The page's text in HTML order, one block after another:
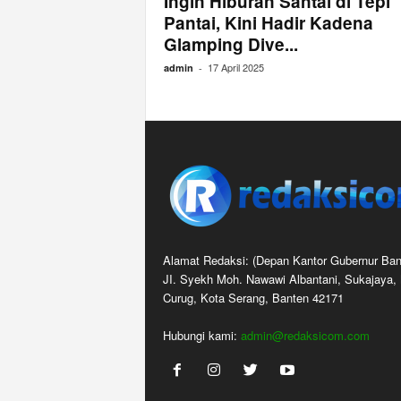
Pantai, Kini Hadir Kadena
Glamping Dive...
admin - 17 April 2025
Alamat Redaksi: (Depan Kantor Gubernur
JI. Syekh Moh. Nawawi Albantani, Sukajaya,
Curug, Kota Serang, Banten 42171
Hubungi kami: admin@redaksicom.com